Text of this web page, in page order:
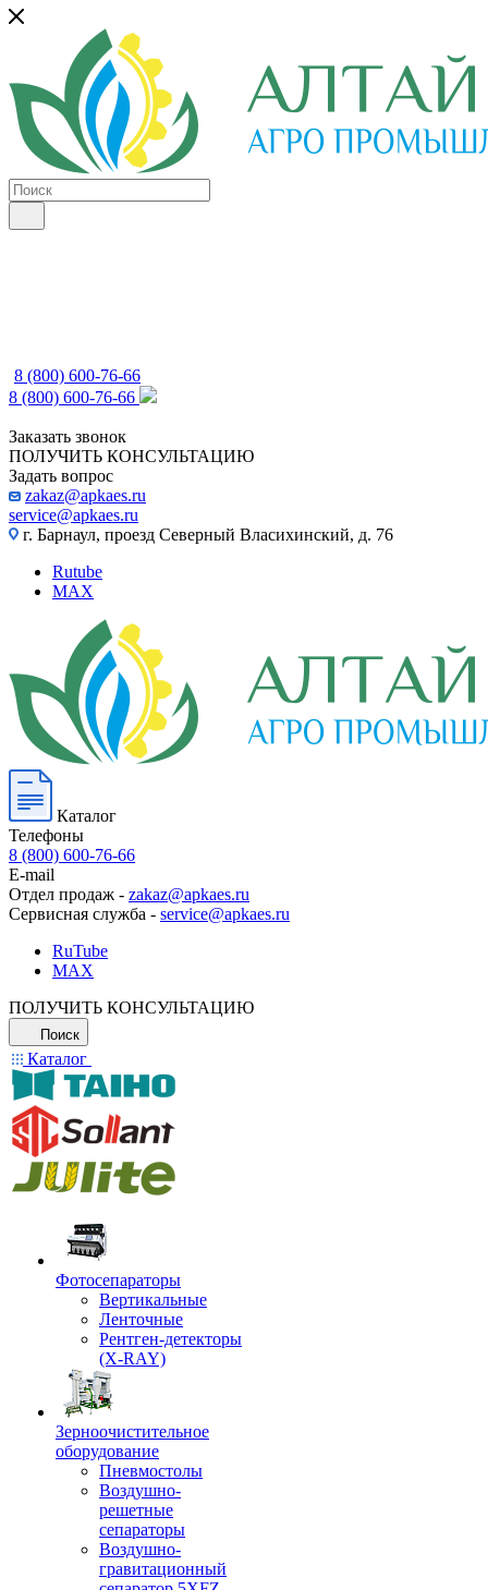
8 (800) 600-76-66
8 (800) 600-76-66
Заказать звонок
ПОЛУЧИТЬ КОНСУЛЬТАЦИЮ
Задать вопрос
zakaz@apkaes.ru
service@apkaes.ru
г. Барнаул, проезд Северный Власихинский, д. 76
Rutube
MAX
Каталог
Телефоны
8 (800) 600-76-66
E-mail
Отдел продаж - zakaz@apkaes.ru
Сервисная служба - service@apkaes.ru
RuTube
MAX
ПОЛУЧИТЬ КОНСУЛЬТАЦИЮ
Поиск
Каталог
Фотосепараторы
Вертикальные
Ленточные
Рентген-детекторы
(X-RAY)
Зерноочистительное
оборудование
Пневмостолы
Воздушно-
решетные
сепараторы
Воздушно-
гравитационный